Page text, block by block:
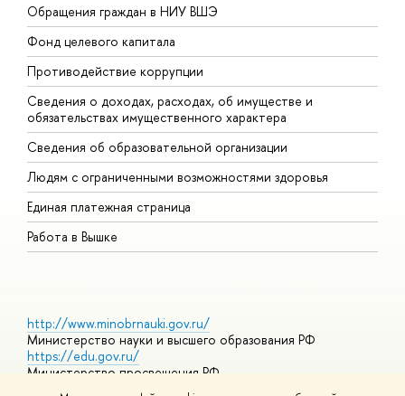
Обращения граждан в НИУ ВШЭ
Фонд целевого капитала
Противодействие коррупции
Сведения о доходах, расходах, об имуществе и
обязательствах имущественного характера
Сведения об образовательной организации
Людям с ограниченными возможностями здоровья
Единая платежная страница
Работа в Вышке
http://www.minobrnauki.gov.ru/
Министерство науки и высшего образования РФ
https://edu.gov.ru/
Министерство просвещения РФ
https://elearning.hse.ru/mooc